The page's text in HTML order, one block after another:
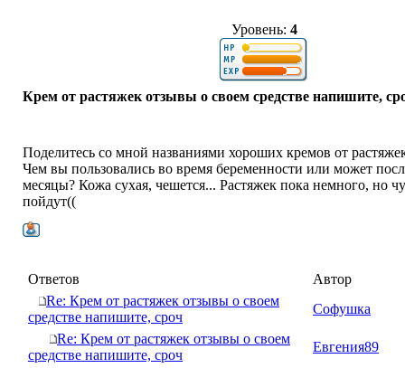
Уровень: 4
Крем от растяжек отзывы о своем средстве напишите,
Поделитесь со мной названиями хороших кремов от
Чем вы пользовались во время беременности или может
месяцы? Кожа сухая, чешется... Растяжек пока немного, но
пойдут((
Ответов
Автор
Re: Крем от растяжек отзывы о своем
средстве напишите, сроч
Софушка
Re: Крем от растяжек отзывы о своем
средстве напишите, сроч
Евгения89